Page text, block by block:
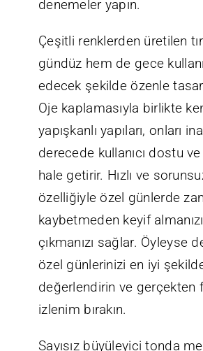
denemeler yapın.
Çeşitli renklerden üretilen
gündüz hem de gece
edecek şekilde özenle
Oje kaplamasıyla birlikte
yapışkanlı yapıları, onları
derecede kullanıcı dostu ve
hale getirir. Hızlı ve
özelliğiyle özel günlerde
kaybetmeden keyif
çıkmanızı sağlar. Öyleyse
özel günlerinizi en iyi
değerlendirin ve gerçekten
izlenim bırakın.
Sayısız büyüleyici tonda